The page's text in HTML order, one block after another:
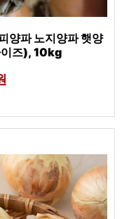
양파 노지양파 햇양
즈), 10kg